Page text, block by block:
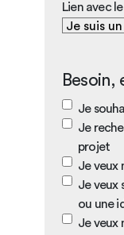
Lien avec
Besoin,
Je
Je
projet
Je veux
Je veux
ou une
Je veux